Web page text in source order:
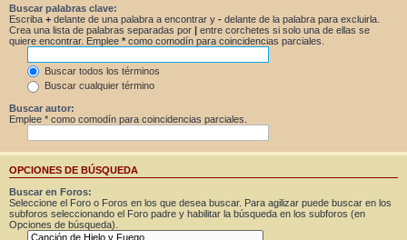
Buscar palabras clave:
Escriba + delante de una palabra a encontrar y - delante de la palabra para excluirla.
Crea una lista de palabras separadas por | entre corchetes si solo una de ellas se
quiere encontrar. Emplee * como comodín para coincidencias parciales.
Buscar todos los términos
Buscar cualquier término
Buscar autor:
Emplee * como comodín para coincidencias parciales.
OPCIONES DE BÚSQUEDA
Buscar en Foros:
Seleccione el Foro o Foros en los que desea buscar. Para agilizar puede buscar en los
subforos seleccionando el Foro padre y habilitar la búsqueda en los subforos (en
Opciones de búsqueda).